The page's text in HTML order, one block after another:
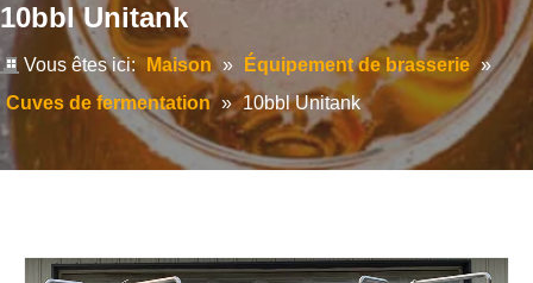
10bbl Unitank
Vous êtes ici: Maison » Équipement de brasserie »
Cuves de fermentation » 10bbl Unitank